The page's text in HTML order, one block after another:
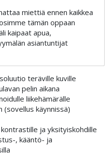
miettiä ennen kaikkea
tämän oppaan
kaipaat apua,
asiantuntijat
teräville kuville
pelin aikana
liikehämärälle
(sovellus käynnissä)
ja yksityiskohdille
, kääntö- ja